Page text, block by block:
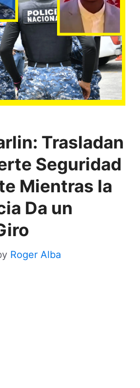
Trasladan
Seguridad
Mientras la
Da un
Roger Alba